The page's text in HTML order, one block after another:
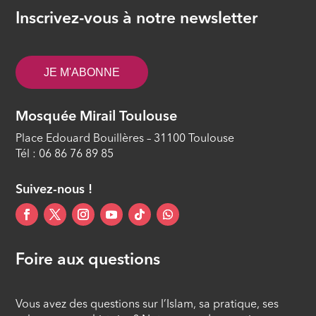
ÉPISODE 11
Les procréations médicalement
Inscrivez-vous à notre newsletter
JE M'ABONNE
Mosquée Mirail Toulouse
Place Edouard Bouillères – 31100 Toulouse
Tél : 06 86 76 89 85
Suivez-nous !
Foire aux questions
Vous avez des questions sur l’Islam, sa pratique, ses